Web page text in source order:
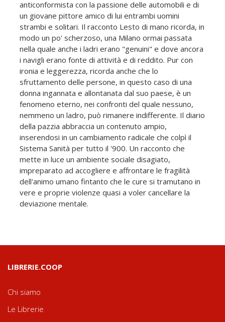
anticonformista con la passione delle automobili e di
un giovane pittore amico di lui entrambi uomini
strambi e solitari. Il racconto Lesto di mano ricorda, in
modo un po' scherzoso, una Milano ormai passata
nella quale anche i ladri erano "genuini" e dove ancora
i navigli erano fonte di attività e di reddito. Pur con
ironia e leggerezza, ricorda anche che lo
sfruttamento delle persone, in questo caso di una
donna ingannata e allontanata dal suo paese, è un
fenomeno eterno, nei confronti del quale nessuno,
nemmeno un ladro, può rimanere indifferente. Il diario
della pazzia abbraccia un contenuto ampio,
inserendosi in un cambiamento radicale che colpì il
Sistema Sanità per tutto il '900. Un racconto che
mette in luce un ambiente sociale disagiato,
impreparato ad accogliere e affrontare le fragilità
dell'animo umano fintanto che le cure si tramutano in
vere e proprie violenze quasi a voler cancellare la
deviazione mentale.
LIBRERIE.COOP
Chi siamo
Le Librerie